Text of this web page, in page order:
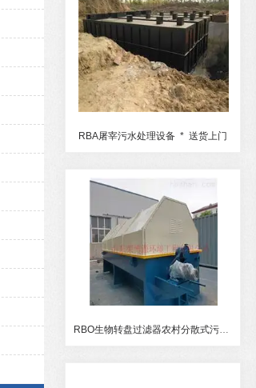
RBA屠宰污水处理设备 * 送货上门
RBO生物转盘过滤器农村分散式污水处理设备